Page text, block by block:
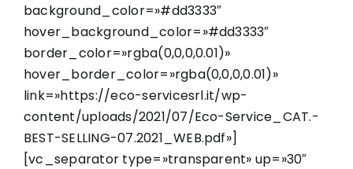
background_color=»#dd3333″
hover_background_color=»#dd3333″
border_color=»rgba(0,0,0,0.01)»
hover_border_color=»rgba(0,0,0,0.01)»
link=»https://eco-servicesrl.it/wp-
content/uploads/2021/07/Eco-Service_CAT.-
BEST-SELLING-07.2021_WEB.pdf»]
[vc_separator type=»transparent» up=»30″